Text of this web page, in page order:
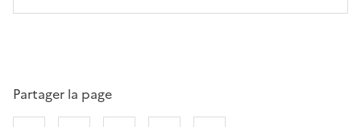
Partager la page